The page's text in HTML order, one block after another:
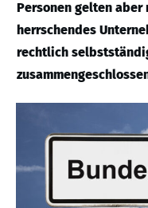
Personen gelten aber
herrschendes
rechtlich